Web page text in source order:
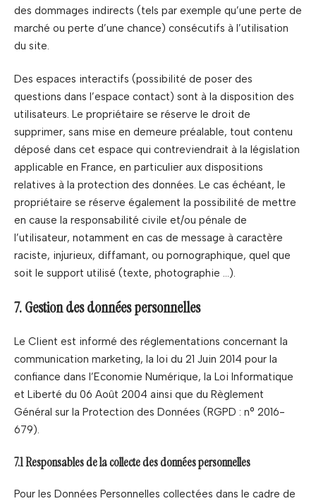
des dommages indirects (tels par exemple qu’une perte de
marché ou perte d’une chance) consécutifs à l’utilisation
du site.
Des espaces interactifs (possibilité de poser des
questions dans l’espace contact) sont à la disposition des
utilisateurs. Le propriétaire se réserve le droit de
supprimer, sans mise en demeure préalable, tout contenu
déposé dans cet espace qui contreviendrait à la législation
applicable en France, en particulier aux dispositions
relatives à la protection des données. Le cas échéant, le
propriétaire se réserve également la possibilité de mettre
en cause la responsabilité civile et/ou pénale de
l’utilisateur, notamment en cas de message à caractère
raciste, injurieux, diffamant, ou pornographique, quel que
soit le support utilisé (texte, photographie …).
7. Gestion des données personnelles
Le Client est informé des réglementations concernant la
communication marketing, la loi du 21 Juin 2014 pour la
confiance dans l’Economie Numérique, la Loi Informatique
et Liberté du 06 Août 2004 ainsi que du Règlement
Général sur la Protection des Données (RGPD : n° 2016-
679).
7.1 Responsables de la collecte des données personnelles
Pour les Données Personnelles collectées dans le cadre de